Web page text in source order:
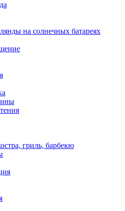
на солнечных батареях
гриль, барбекю